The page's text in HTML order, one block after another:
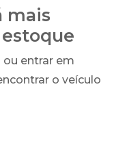
mais
ou entrar em
o veículo